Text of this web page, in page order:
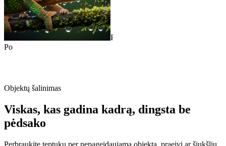
Prieš
Po
Objektų šalinimas
Viskas, kas gadina kadrą, dingsta be
pėdsako
Perbraukite teptuku per nepageidaujamą objektą, praeivį ar šiukšlių